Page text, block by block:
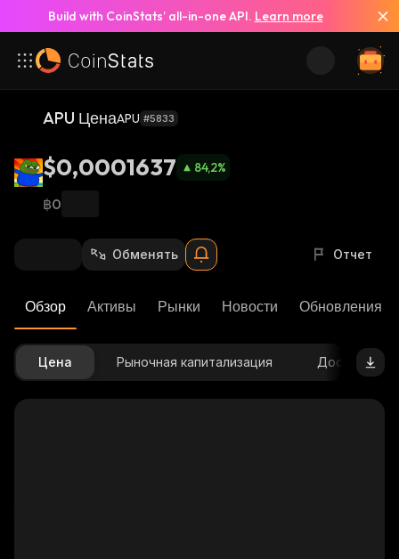
Build with CoinStats’ all-in-one API. Learn more
APU ЦенаAPU #5833
$0,0001637 84,2%
฿0
Обменять Отчет
Обзор Активы Рынки Новости Обновления
Цена Рыночная капитализация Доступное